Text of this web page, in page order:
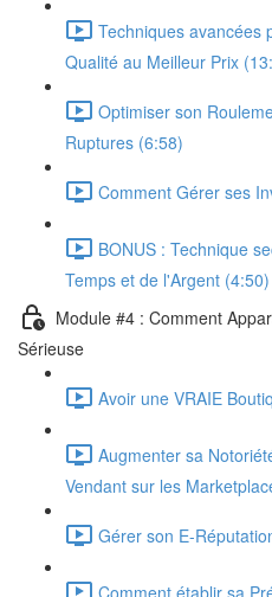
Techniques avancées
Qualité au Meilleur Prix
Optimiser son
Ruptures (6:58)
Comment Gérer ses
BONUS : Technique
Temps et de l'Argent (4:50)
Module #4 : Comment
Sérieuse
Avoir une VRAIE
Augmenter sa
Vendant sur les
Gérer son E-
Comment établir sa